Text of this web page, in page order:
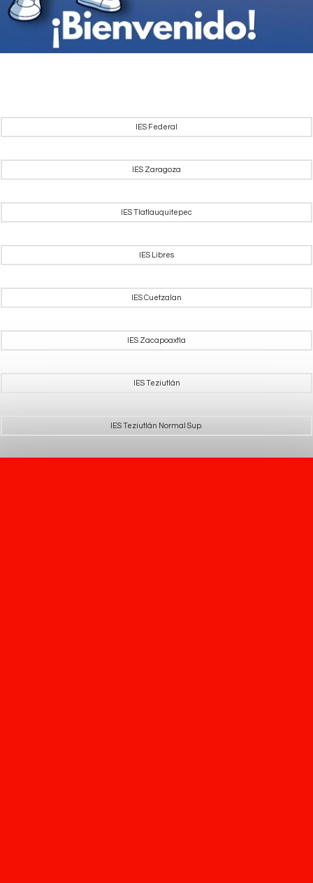
IES Federal
IES Zaragoza
IES Tlatlauquitepec
IES Libres
IES Cuetzalan
IES Zacapoaxtla
IES Teziutlán
IES Teziutlán Normal Sup.